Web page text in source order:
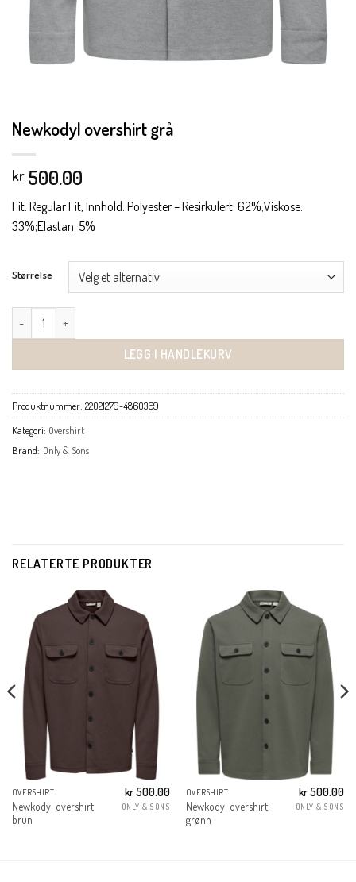
Newkodyl overshirt grå
kr500.00
Fit: Regular Fit, Innhold: Polyester – Resirkulert: 62%;Viskose:
33%;Elastan: 5%
Størrelse
Newkodyl overshirt grå antall
LEGG I HANDLEKURV
Produktnummer: 22021279-4860369
Kategori: Overshirt
Brand: Only & Sons
RELATERTE PRODUKTER
OVERSHIRT
Newkodyl overshirt
brun
kr500.00
ONLY & SONS
OVERSHIRT
Newkodyl overshirt
grønn
kr500.00
ONLY & SONS